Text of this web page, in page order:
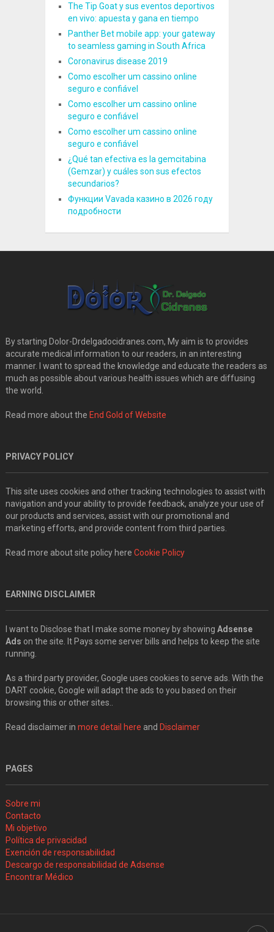
The Tip Goat y sus eventos deportivos
en vivo: apuesta y gana en tiempo
Panther Bet mobile app: your gateway
to seamless gaming in South Africa
Coronavirus disease 2019
Como escolher um cassino online
seguro e confiável
Como escolher um cassino online
seguro e confiável
Como escolher um cassino online
seguro e confiável
¿Qué tan efectiva es la gemcitabina
(Gemzar) y cuáles son sus efectos
secundarios?
Функции Vavada казино в 2026 году
подробности
By starting Dolor-Drdelgadocidranes.com, My aim is to provides
accurate medical information to our readers, in an interesting
manner. I want to spread the knowledge and educate the readers as
much as possible about various health issues which are diffusing
the world.
Read more about the End Gold of Website
PRIVACY POLICY
This site uses cookies and other tracking technologies to assist with
navigation and your ability to provide feedback, analyze your use of
our products and services, assist with our promotional and
marketing efforts, and provide content from third parties.
Read more about site policy here Cookie Policy
EARNING DISCLAIMER
I want to Disclose that I make some money by showing Adsense
Ads on the site. It Pays some server bills and helps to keep the site
running.
As a third party provider, Google uses cookies to serve ads. With the
DART cookie, Google will adapt the ads to you based on their
browsing this or other sites..
Read disclaimer in more detail here and Disclaimer
PAGES
Sobre mi
Contacto
Mi objetivo
Política de privacidad
Exención de responsabilidad
Descargo de responsabilidad de Adsense
Encontrar Médico